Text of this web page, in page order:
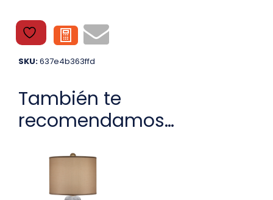
SKU:637e4b363ffd
También te
recomendamos…